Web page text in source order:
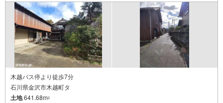
木越バス停より徒歩7分
石川県金沢市木越町タ
土地641.68m2